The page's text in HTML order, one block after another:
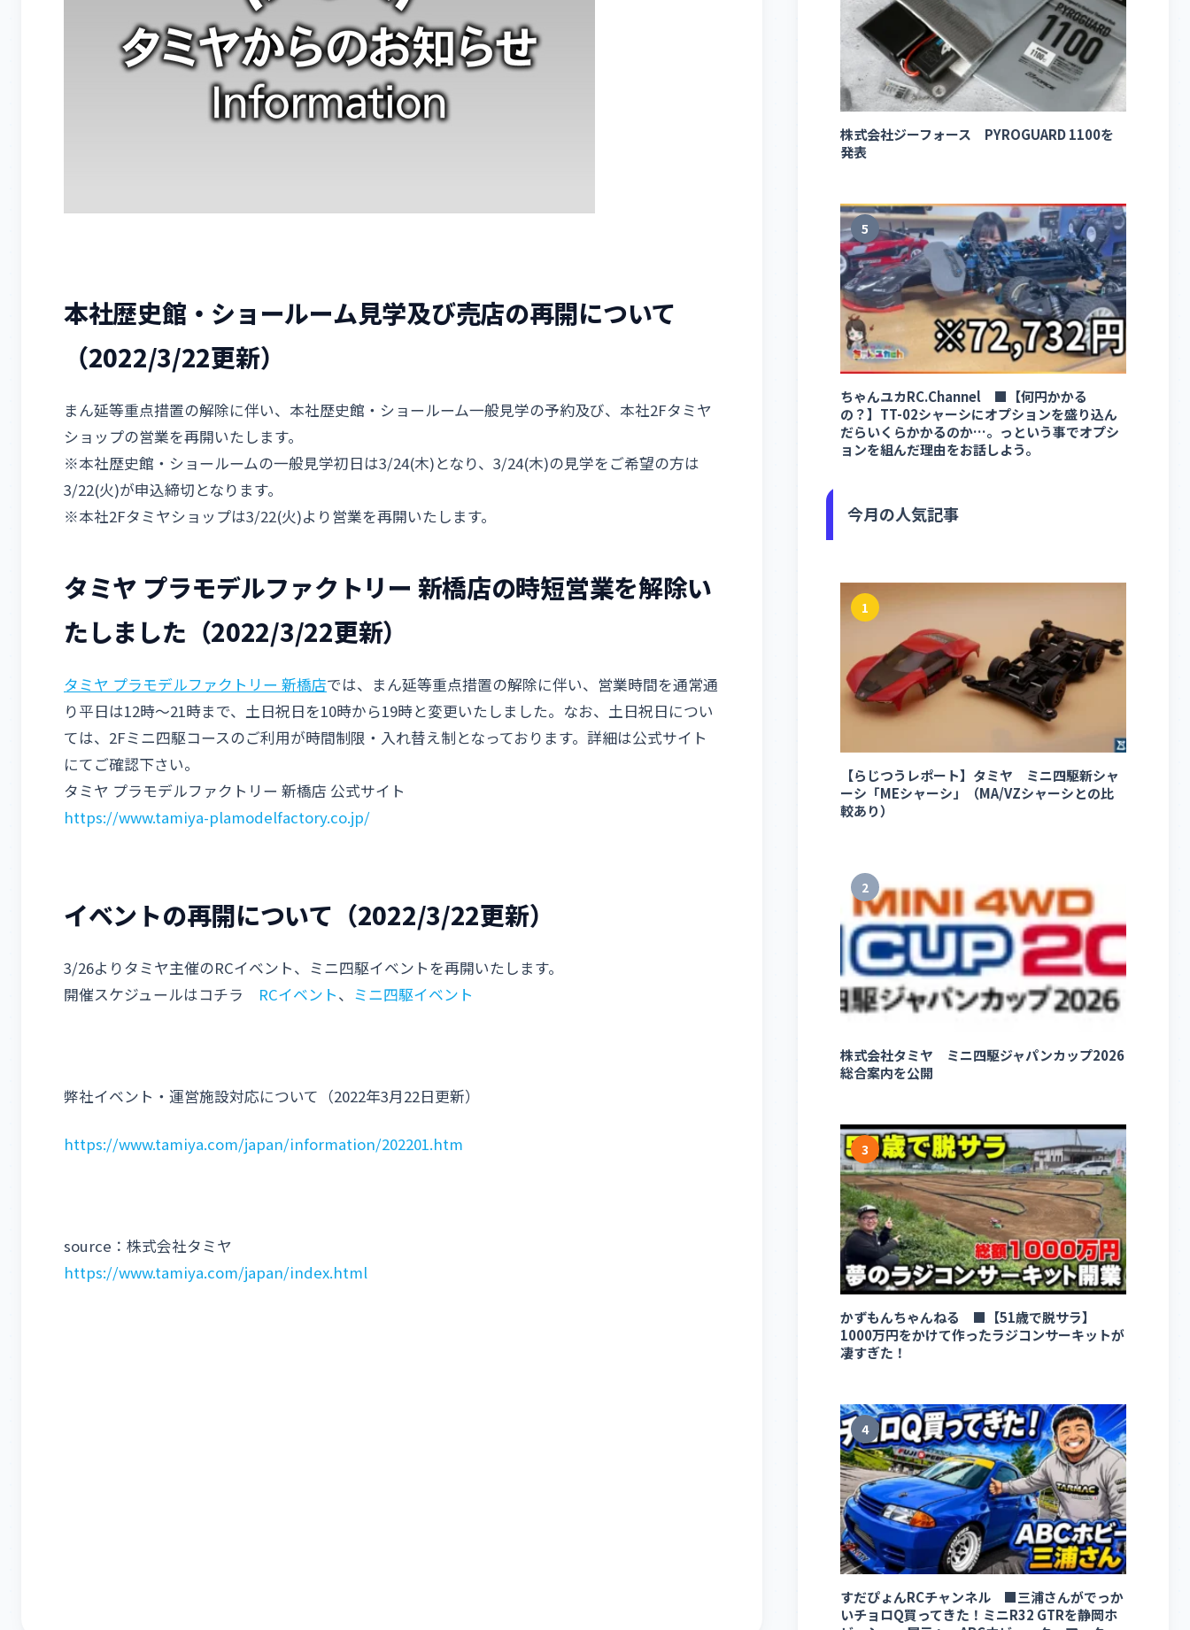
本社歴史館・ショールーム見学及び売店の再開について
（2022/3/22更新）
まん延等重点措置の解除に伴い、本社歴史館・ショールーム一般見学の予約及び、本社2Fタミヤ
ショップの営業を再開いたします。
※本社歴史館・ショールームの一般見学初日は3/24(木)となり、3/24(木)の見学をご希望の方は
3/22(火)が申込締切となります。
※本社2Fタミヤショップは3/22(火)より営業を再開いたします。
タミヤ プラモデルファクトリー 新橋店の時短営業を解除い
たしました（2022/3/22更新）
タミヤ プラモデルファクトリー 新橋店では、まん延等重点措置の解除に伴い、営業時間を通常通
り平日は12時～21時まで、土日祝日を10時から19時と変更いたしました。なお、土日祝日につい
ては、2Fミニ四駆コースのご利用が時間制限・入れ替え制となっております。詳細は公式サイト
にてご確認下さい。
タミヤ プラモデルファクトリー 新橋店 公式サイト
https://www.tamiya-plamodelfactory.co.jp/
イベントの再開について（2022/3/22更新）
3/26よりタミヤ主催のRCイベント、ミニ四駆イベントを再開いたします。
開催スケジュールはコチラ RCイベント、 ミニ四駆イベント
弊社イベント・運営施設対応について（2022年3月22日更新）
https://www.tamiya.com/japan/information/202201.htm
source：株式会社タミヤ
https://www.tamiya.com/japan/index.html
株式会社ジーフォース PYROGUARD 1100を
発表
5
ちゃんユカRC.Channel ■【何円かかる
の？】TT-02シャーシにオプションを盛り込ん
だらいくらかかるのか…。っという事でオプシ
ョンを組んだ理由をお話しよう。
今月の人気記事
1
【らじつうレポート】タミヤ ミニ四駆新シャ
ーシ「MEシャーシ」（MA/VZシャーシとの比
較あり）
2
株式会社タミヤ ミニ四駆ジャパンカップ2026
総合案内を公開
3
かずもんちゃんねる ■【51歳で脱サラ】
1000万円をかけて作ったラジコンサーキットが
凄すぎた！
4
すだぴょんRCチャンネル ■三浦さんがでっか
いチョロQ買ってきた！ミニR32 GTRを静岡ホ